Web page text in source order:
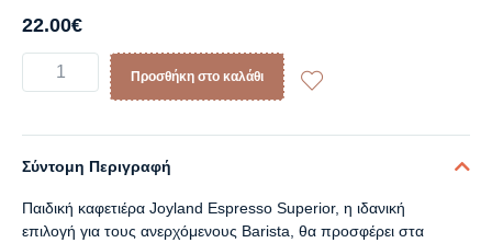
22.00€
Προσθήκη στο καλάθι
Σύντομη Περιγραφή
Παιδική καφετιέρα Joyland Espresso Superior, η ιδανική
επιλογή για τους ανερχόμενους Barista, θα προσφέρει στα